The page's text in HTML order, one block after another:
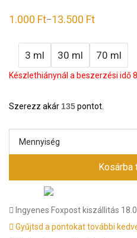
1.000 Ft–13.500 Ft
3 ml 30 ml 70 ml
Készlethiánynál a beszerzési idő
Szerezz akár 135pontot.
Mennyiség
Kosárba
Ingyenes Foxpost kiszállitás
Gyűjtsd a pontokat további